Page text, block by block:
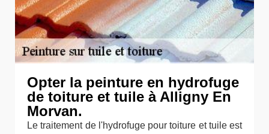
Opter la peinture en hydrofuge
de toiture et tuile à Alligny En
Morvan.
Le traitement de l'hydrofuge pour toiture et tuile est